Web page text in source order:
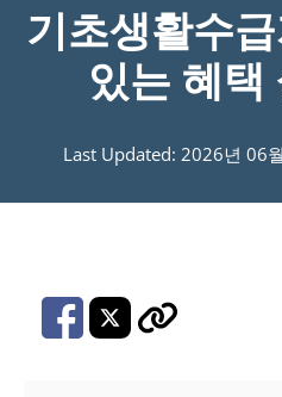
기초생활수
있는 혜택
Last Updated: 2026년 06